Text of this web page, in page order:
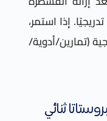
إذا استمر،
(تمارين/أدوية/
ثنائي